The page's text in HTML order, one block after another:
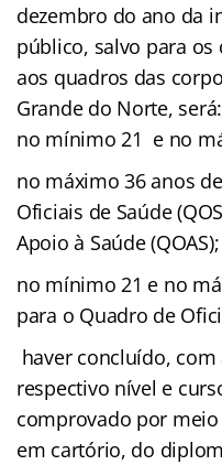
dezembro do ano da
público, salvo para
aos quadros das
Grande do Norte, será:
no mínimo 21 e no
no máximo 36 anos
Oficiais de Saúde
Apoio à Saúde
no mínimo 21 e no
para o Quadro de
haver concluído,
respectivo nível e
comprovado por
em cartório, do